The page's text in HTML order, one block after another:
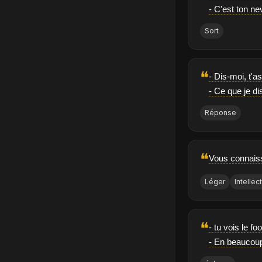
- C'est ton
Sort
❝- Dis-moi,
- Ce que je
Réponse
❝Vous
Léger
❝- tu vois le
- En